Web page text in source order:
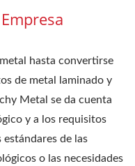
hasta convertirse
de metal laminado y
Metal se da cuenta
y a los requisitos
de las
o las necesidades